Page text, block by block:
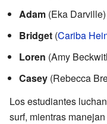
Adam (Eka Darville)
Bridget (Cariba
Loren (Amy
Casey (Rebecca
Los estudiantes
surf, mientras